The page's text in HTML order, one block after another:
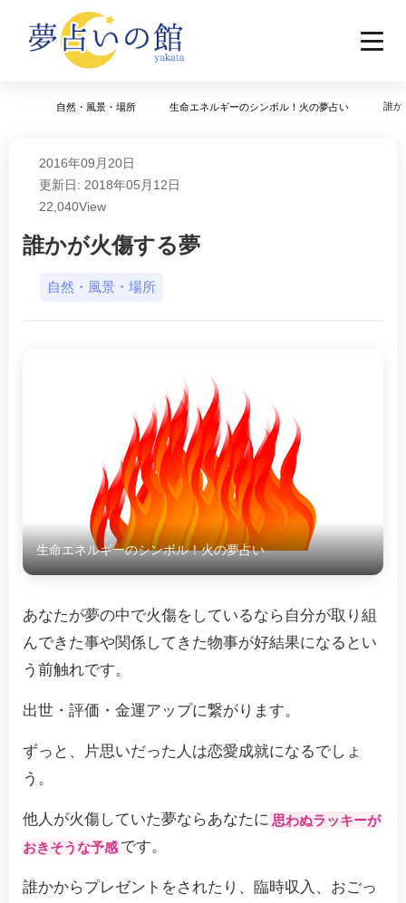
自然・風景・場所 生命エネルギーのシンボル！火の夢占い 誰か
2016年09月20日
更新日: 2018年05月12日
22,040View
誰かが火傷する夢
自然・風景・場所
生命エネルギーのシンボル！火の夢占い
あなたが夢の中で火傷をしているなら自分が取り組
んできた事や関係してきた物事が好結果になるとい
う前触れです。
出世・評価・金運アップに繋がります。
ずっと、片思いだった人は恋愛成就になるでしょ
う。
他人が火傷していた夢ならあなたに 思わぬラッキーが
おきそうな予感 です。
誰かからプレゼントをされたり、臨時収入、おごっ